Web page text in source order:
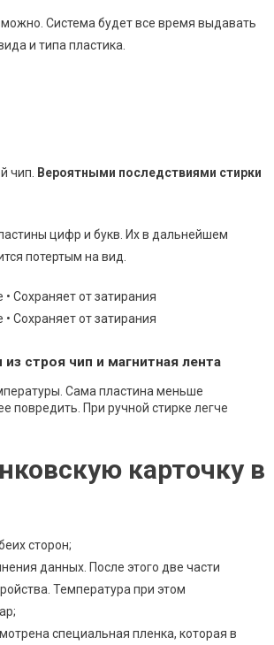
Система будет все время выдавать
и типа пластика.
чип. Вероятными последствиями стирки
цифр и букв. Их в дальнейшем
потертым на вид.
строя чип и магнитная лента
Сама пластина меньше
повредить. При ручной стирке легче
карточку в
сторон;
данных. После этого две части
Температура при этом
специальная пленка, которая в